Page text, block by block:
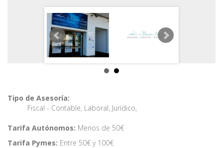
Tipo de Asesoría:
Fiscal - Contable, Laboral, Jurídico,
Tarifa Autónomos: Menos de 50€
Tarifa Pymes: Entre 50€ y 100€